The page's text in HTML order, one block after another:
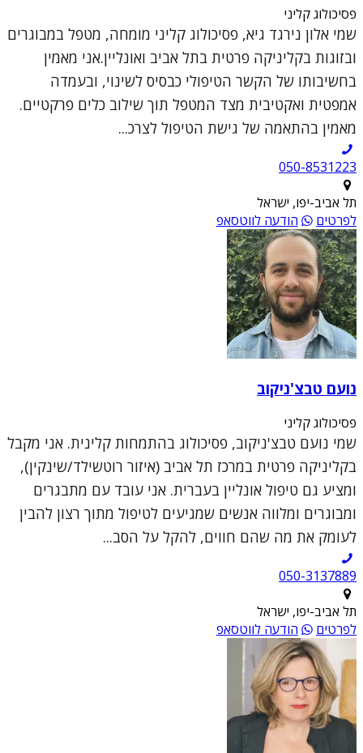
פסיכולוג קליני
שמי אלון נירגד גיא, פסיכולוג קליני מומחה, מטפל במבוגרים
ובזוגות בקליניקה פרטית בתל אביב ואונליין.אני מאמין
בחשיבותו של הקשר הטיפולי כבסיס לשינוי, ובעמדה
אמפטית ואקטיבית מצד המטפל תוך שילוב כלים פרקטיים.
מאמין בהתאמה של גישת הטיפול לצרכ...
050-8531223
תל אביב-יפו, ישראל
לפרטים
הודעה לווטסאפ
נועם טבצ'ניקוב
פסיכולוג קליני
שמי נועם טבצ'ניקוב, פסיכולוג בהתמחות קלינית. אני מקבל
בקליניקה פרטית במרכז תל אביב (איזור רוטשילד/שינקין),
ומציע גם טיפול אונליין בעברית. אני עובד עם מתבגרים
ומבוגרים ומלווה אנשים שמגיעים לטיפול מתוך רצון להבין
לעומק את מה שהם חווים, להקל על הסב...
050-3137889
תל אביב-יפו, ישראל
לפרטים
הודעה לווטסאפ